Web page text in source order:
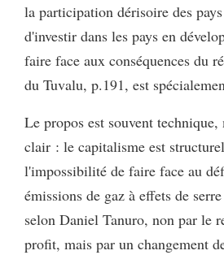
la participation dérisoire des
d'investir dans les pays en
faire face aux conséquences du
du Tuvalu, p.191, est
Le propos est souvent
clair : le capitalisme est
l'impossibilité de faire face au
émissions de gaz à effets de
selon Daniel Tanuro, non par le
profit, mais par un changement